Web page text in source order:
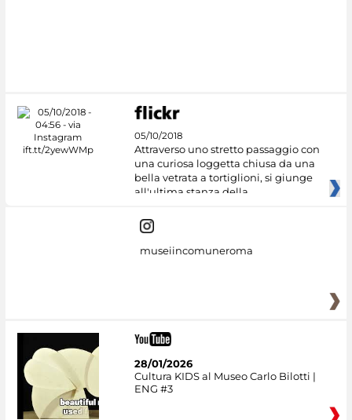
05/10/2018
Attraverso uno stretto passaggio con
una curiosa loggetta chiusa da una
bella vetrata a tortiglioni, si giunge
all'ultima stanza della
museiincomuneroma
28/01/2026
Cultura KIDS al Museo Carlo Bilotti |
ENG #3